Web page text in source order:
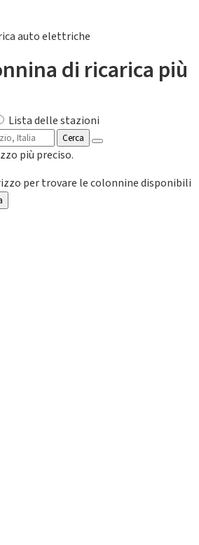
auto elettriche
di ricarica più
Lista delle stazioni
Cerca
più preciso.
per trovare le colonnine disponibili